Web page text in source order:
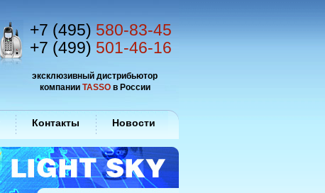
эксклюзивный дистрибьютор
компании TASSOв России
+7 (495) 580-83-45
+7 (499) 501-46-16
Контакты Новости